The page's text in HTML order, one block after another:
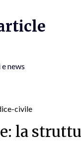
news
la